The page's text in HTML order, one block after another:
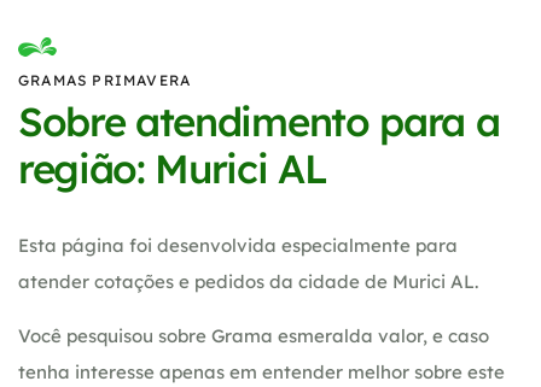
GRAMAS PRIMAVERA
Sobre atendimento para a
região: Murici AL
Esta página foi desenvolvida especialmente para
atender cotações e pedidos da cidade de Murici AL.
Você pesquisou sobre Grama esmeralda valor, e caso
tenha interesse apenas em entender melhor sobre este